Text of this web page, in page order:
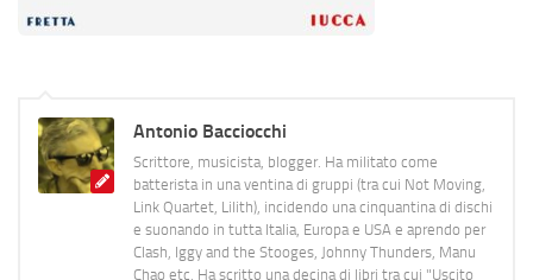
Antonio Bacciocchi
Scrittore, musicista, blogger. Ha militato come
batterista in una ventina di gruppi (tra cui Not Moving,
Link Quartet, Lilith), incidendo una cinquantina di dischi
e suonando in tutta Italia, Europa e USA e aprendo per
Clash, Iggy and the Stooges, Johnny Thunders, Manu
Chao etc. Ha scritto una decina di libri tra cui "Uscito